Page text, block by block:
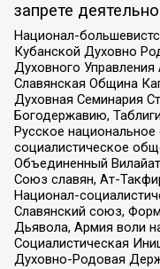
запрете
Национал-
Кубанской Духовно
Духовного
Славянская Община
Духовная Семинария
Богодержавию,
Русское
социалистическое
Объединенный
Союз славян, Ат-
Национал-
Славянский союз,
Дьявола, Армия воли
Социалистическая
Духовно-Родовая